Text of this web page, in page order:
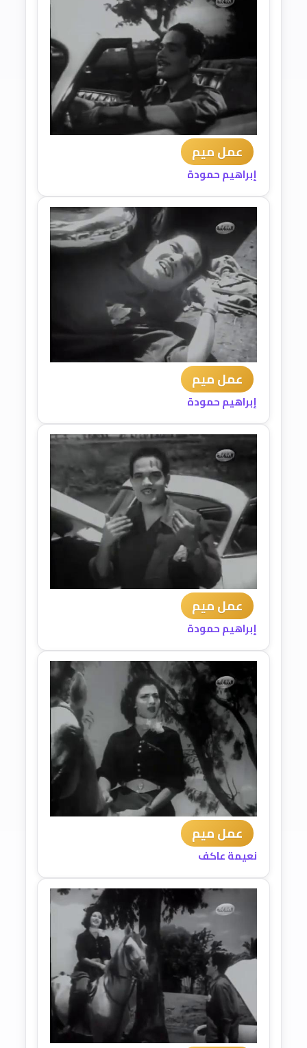
عمل ميم
إبراهيم حمودة
عمل ميم
إبراهيم حمودة
عمل ميم
إبراهيم حمودة
عمل ميم
نعيمة عاكف